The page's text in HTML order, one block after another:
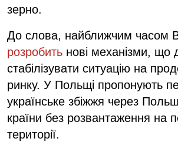
зерно.
До слова, найближчим часом
розробить нові механізми, що
стабілізувати ситуацію на
ринку. У Польщі пропонують
українське збіжжя через
країни без розвантаження на
території.